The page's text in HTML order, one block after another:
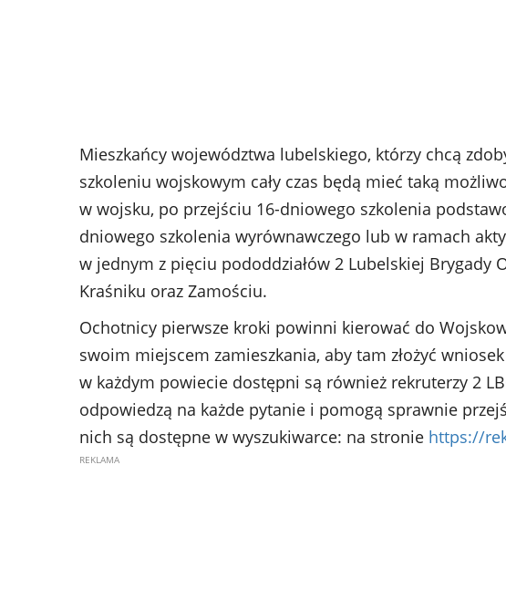
Mieszkańcy województwa lubelskiego, którzy chcą
szkoleniu wojskowym cały czas będą mieć taką
w wojsku, po przejściu 16-dniowego szkolenia
dniowego szkolenia wyrównawczego lub w ramach
w jednym z pięciu pododdziałów 2 Lubelskiej Brygady
Kraśniku oraz Zamościu.
Ochotnicy pierwsze kroki powinni kierować do
swoim miejscem zamieszkania, aby tam złożyć
w każdym powiecie dostępni są również rekruterzy 2
odpowiedzą na każde pytanie i pomogą sprawnie
nich są dostępne w wyszukiwarce: na stronie https://